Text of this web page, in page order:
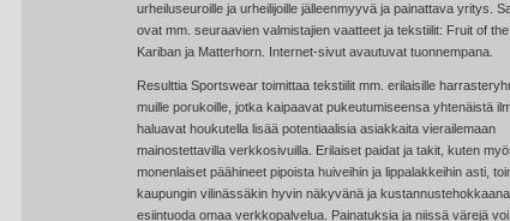
urheiluseuroille ja urheilijoille jälleenmyyvä ja painattava yritys.
ovat mm. seuraavien valmistajien vaatteet ja tekstiilit: Fruit of the
Kariban ja Matterhorn. Internet-sivut avautuvat tuonnempana.
Resulttia Sportswear toimittaa tekstiilit mm. erilaisille
muille porukoille, jotka kaipaavat pukeutumiseensa yhtenäistä
haluavat houkutella lisää potentiaalisia asiakkaita vierailemaan
mainostettavilla verkkosivuilla. Erilaiset paidat ja takit, kuten
monenlaiset päähineet pipoista huiveihin ja lippalakkeihin asti,
kaupungin vilinässäkin hyvin näkyvänä ja
esiintuoda omaa verkkopalvelua. Painatuksia ja niissä värejä voi